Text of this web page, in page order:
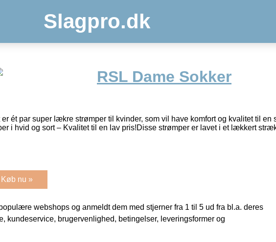
Slagpro.dk
RSL Dame Sokker
ét par super lækre strømper til kvinder, som vil have komfort og kvalitet til en
i hvid og sort – Kvalitet til en lav pris!Disse strømper er lavet i et lækkert
Køb nu »
webshops og anmeldt dem med stjerner fra 1 til 5 ud fra bl.a. deres
kundeservice, brugervenlighed, betingelser, leveringsformer og